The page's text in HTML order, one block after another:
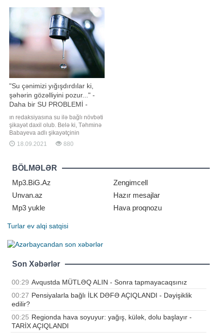
Milli Musiqi Günüdür. Bu gün
doğum günlərini qeyd etdiyimiz
görkəmli Azərbaycan bəstəkarlar
"Su çənimizi yığışdırdılar ki,
şəhərin gözəlliyini pozur..." -
Daha bir SU PROBLEMİ -
ŞİKAYƏT - AÇIQLAMA
ın redaksiyasına su ilə bağlı növbəti
şikayət daxil olub. Belə ki, Təhminə
Babayeva adlı şikayətçinin
sözlərinə görə, Nizami rayonu
"Naxçıvanski" 94B ünvanında
azalda tam kəsirlər, axşamüstü 6, 7-
də yenidən açırlar:. "Gecə 12-yə
işləmiş isə yenə kəsirlər
18.09.2021 880
BÖLMƏLƏR
Mp3.BiG.Az
Zengimcell
Unvan.az
Hazır mesajlar
Mp3 yukle
Hava proqnozu
Turlar ev alqi satqisi
Son Xəbərlər
00:29 Avqustda MÜTLƏQ ALIN - Sonra tapmayacaqsınız
00:27 Pensiyalarla bağlı İLK DƏFƏ AÇIQLANDI - Dəyişiklik
edilir?
00:25 Regionda hava soyuyur: yağış, külək, dolu başlayır -
TARİX AÇIQLANDI